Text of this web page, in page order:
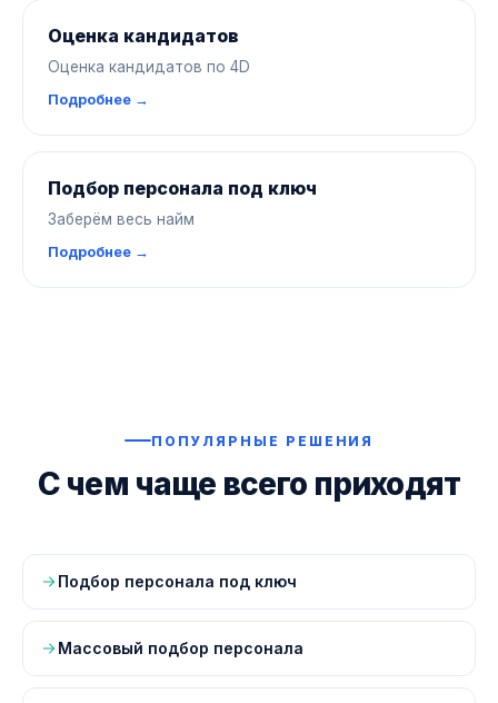
Оценка кандидатов
Оценка кандидатов по 4D
Подробнее →
Подбор персонала под ключ
Заберём весь найм
Подробнее →
ПОПУЛЯРНЫЕ РЕШЕНИЯ
С чем чаще всего приходят
Подбор персонала под ключ
Массовый подбор персонала